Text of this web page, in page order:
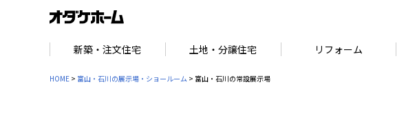
新築・注文住宅 土地・分譲住宅 リフォーム
HOME > 富山・石川の展示場・ショールーム > 富山・石川の常設展示場